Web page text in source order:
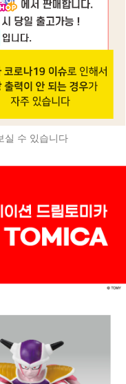
실 수 있습니다